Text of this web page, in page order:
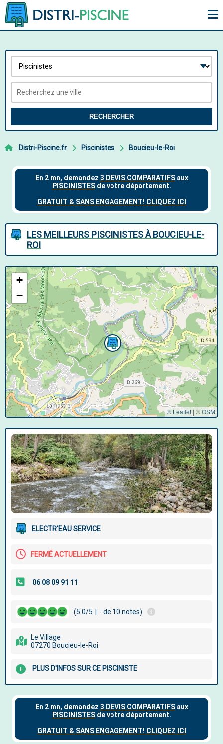
RECHERCHER
Distri-Piscine.fr Piscinistes Boucieu-le-Roi
LES MEILLEURS PISCINISTES À BOUCIEU-LE-
ROI
+
−
© Leaflet | ©OSM
ELECTR'EAU SERVICE
FERMÉ ACTUELLEMENT
(5.0/5 - de 10 notes)
Le Village
07270 Boucieu-le-Roi
PLUS D'INFOS SUR CE PISCINISTE